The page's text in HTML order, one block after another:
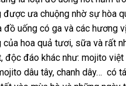
được ưa chuộng nhờ sự hòa
đồ uống có ga và các hương
của hoa quả tươi, sữa và rất
độc đáo khác như: mojito việt
dâu tây, chanh dây… có